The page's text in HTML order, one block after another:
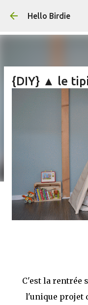
Hello Birdie
{DIY} ▲ le
C'est la rentrée
l'unique projet